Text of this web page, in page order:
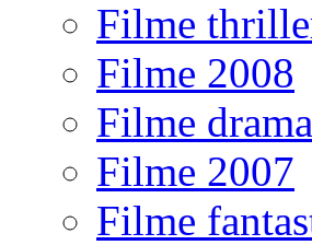
Filme
Filme 2008
Filme drama
Filme 2007
Filme